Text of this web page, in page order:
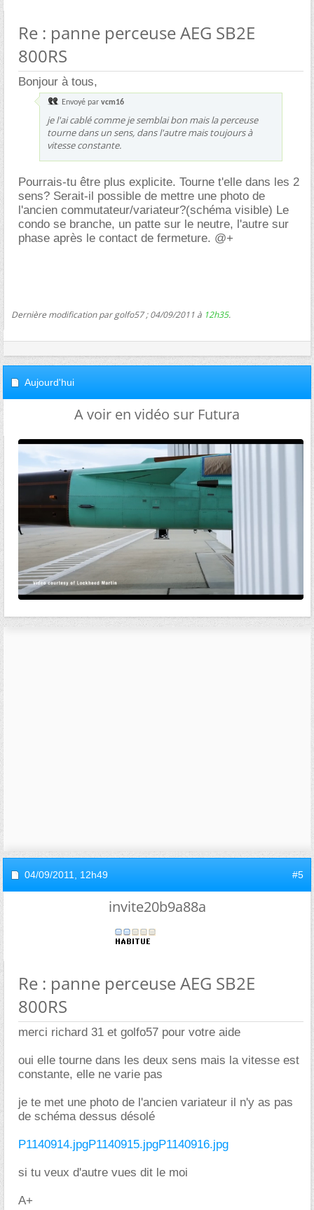
Re : panne perceuse AEG SB2E
800RS
Bonjour à tous,
Envoyé par vcm16
je l'ai cablé comme je semblai bon mais la perceuse
tourne dans un sens, dans l'autre mais toujours à
vitesse constante.
Pourrais-tu être plus explicite. Tourne t'elle dans les 2
sens? Serait-il possible de mettre une photo de
l'ancien commutateur/variateur?(schéma visible) Le
condo se branche, un patte sur le neutre, l'autre sur
phase après le contact de fermeture. @+
Dernière modification par golfo57 ; 04/09/2011 à 12h35.
Aujourd'hui
A voir en vidéo sur Futura
04/09/2011, 12h49 #5
invite20b9a88a
Re : panne perceuse AEG SB2E
800RS
merci richard 31 et golfo57 pour votre aide
oui elle tourne dans les deux sens mais la vitesse est
constante, elle ne varie pas
je te met une photo de l'ancien variateur il n'y as pas
de schéma dessus désolé
P1140914.jpgP1140915.jpgP1140916.jpg
si tu veux d'autre vues dit le moi
A+